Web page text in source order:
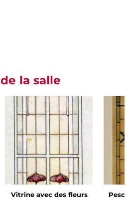
la salle
Vitrine avec des fleurs